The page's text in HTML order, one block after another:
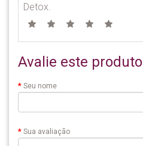
Detox.
Avalie este produto
Seu nome
Sua avaliação